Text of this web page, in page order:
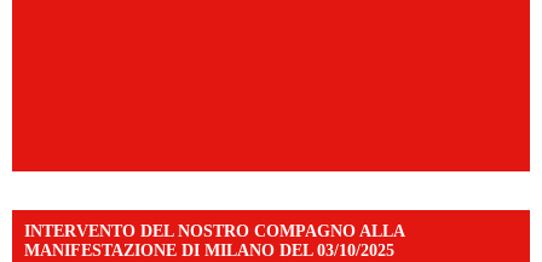
INTERVENTO DEL NOSTRO COMPAGNO ALLA
MANIFESTAZIONE DI MILANO DEL 03/10/2025